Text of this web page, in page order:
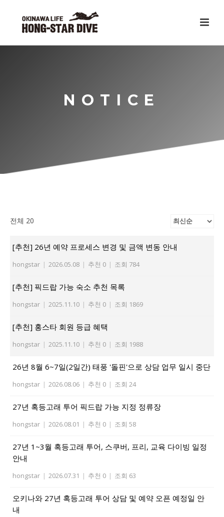
NOTICE
전체 20
[추천] 26년 예약 프로세스 변경 및 금액 변동 안내
hongstar | 2026.05.08 | 추천 0 | 조회 784
[추천] 픽드랍 가능 숙소 추천 목록
hongstar | 2025.11.10 | 추천 0 | 조회 1869
[추천] 홍스타 회원 등급 혜택
hongstar | 2025.11.10 | 추천 0 | 조회 1988
26년 8월 6~7일(2일간) 태풍 '돌핀'으로 상담 업무 일시 중단
hongstar | 2026.08.06 | 추천 0 | 조회 24
27년 혹등고래 투어 픽드랍 가능 지정 정류장
hongstar | 2026.08.01 | 추천 0 | 조회 58
27년 1~3월 혹등고래 투어, 스쿠버, 프리, 교육 다이빙 일정
안내
hongstar | 2026.07.31 | 추천 0 | 조회 63
오키나와 27년 혹등고래 투어 상담 및 예약 오픈 예정일 안
내